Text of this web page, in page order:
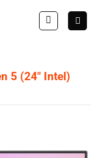
5 (24″ Intel)